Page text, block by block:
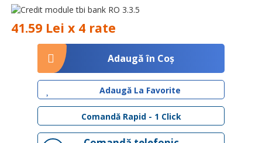
41.59 Lei x 4 rate
Adaugă în Coş
Adaugă La Favorite
Comandă Rapid - 1 Click